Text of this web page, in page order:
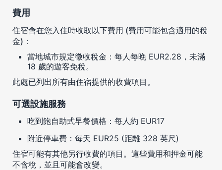
費用
住宿會在您入住時收取以下費用 (費用可能包含適用的稅
金)：
當地城市規定徵收稅金：每人每晚 EUR2.28，未滿
18 歲的遊客免稅。
此處已列出所有由住宿提供的收費項目。
可選設施服務
吃到飽自助式早餐價格：每人約 EUR17
附近停車費：每天 EUR25 (距離 328 英尺)
住宿可能有其他另行收費的項目。這些費用和押金可能
不含稅，並且可能會改變。